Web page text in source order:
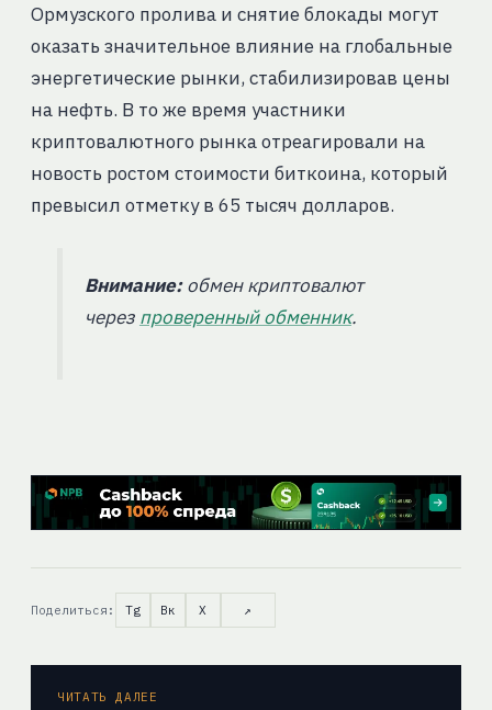
Ормузского пролива и снятие блокады могут
оказать значительное влияние на глобальные
энергетические рынки, стабилизировав цены
на нефть. В то же время участники
криптовалютного рынка отреагировали на
новость ростом стоимости биткоина, который
превысил отметку в 65 тысяч долларов.
Внимание:обмен криптовалют
через проверенный обменник.
Поделиться: Tg Вк X ↗
ЧИТАТЬ ДАЛЕЕ